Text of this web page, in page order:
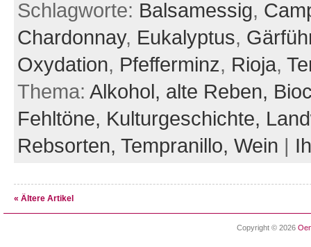
Schlagworte: Balsamessig,
Chardonnay, Eukalyptus,
Oxydation, Pfefferminz, Rioja,
Thema: Alkohol, alte Reben,
Fehltöne, Kulturgeschichte,
Rebsorten, Tempranillo, Wein |
« Ältere Artikel
Copyright © 2026